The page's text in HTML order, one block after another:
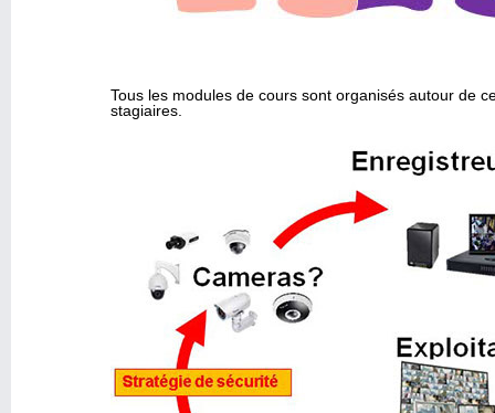
Tous les modules de cours sont organisés autour de
stagiaires.